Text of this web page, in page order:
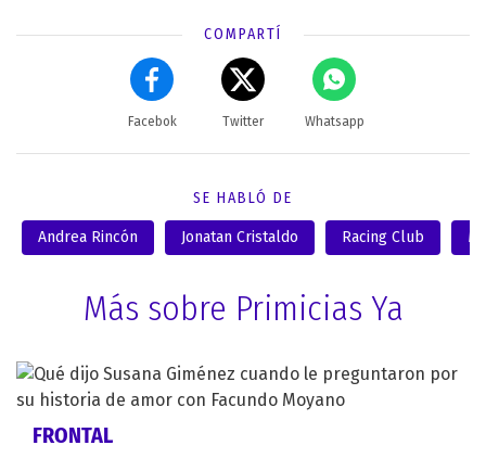
COMPARTÍ
Facebok Twitter Whatsapp
SE HABLÓ DE
Andrea Rincón Jonatan Cristaldo Racing Club
Más sobre Primicias Ya
FRONTAL